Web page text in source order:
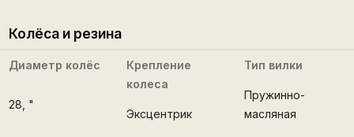
Колёса и резина
Диаметр колёс
28 , "
Крепление
колеса
Эксцентрик
Тип вилки
Пружинно-
масляная